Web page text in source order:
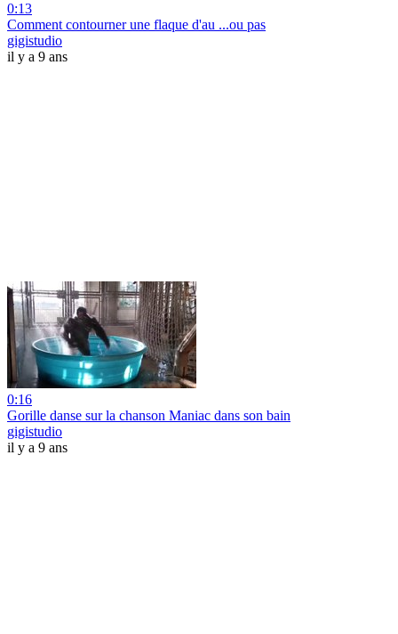
0:13
Comment contourner une flaque d'au ...ou pas
gigistudio
il y a 9 ans
0:16
Gorille danse sur la chanson Maniac dans son bain
gigistudio
il y a 9 ans